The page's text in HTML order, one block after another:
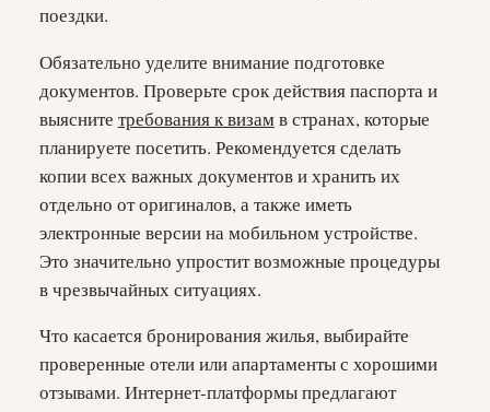
поездки.
Обязательно уделите внимание подготовке
документов. Проверьте срок действия паспорта и
выясните требования к визамв странах, которые
планируете посетить. Рекомендуется сделать
копии всех важных документов и хранить их
отдельно от оригиналов, а также иметь
электронные версии на мобильном устройстве.
Это значительно упростит возможные процедуры
в чрезвычайных ситуациях.
Что касается бронирования жилья, выбирайте
проверенные отели или апартаменты с хорошими
отзывами. Интернет-платформы предлагают